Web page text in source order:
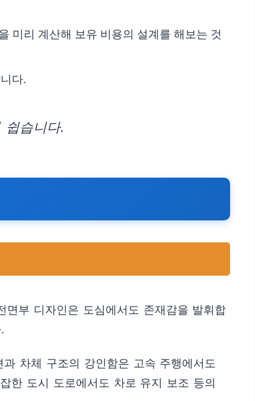
미리 계산해 보유 비용의 설계를 해보는 것
다.
습니다.
부 디자인은 도심에서도 존재감을 발휘합
차체 구조의 강인함은 고속 주행에서도
한 도시 도로에서도 차로 유지 보조 등의